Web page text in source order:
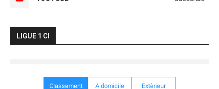
LIGUE 1 CI
Classement A domicile Extèrieur